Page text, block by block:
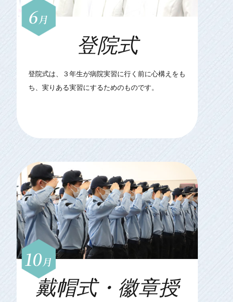
6月
登院式
登院式は、３年生が病院実習に行く前に心構えをも
ち、実りある実習にするためのものです。
10月
戴帽式・徽章授